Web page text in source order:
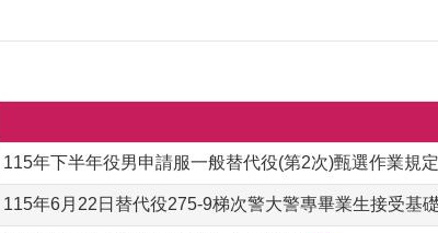
115年下半年役男申請服一般替代役(第2次)甄選作業規
115年6月22日替代役275-9梯次警大警專畢業生接受基